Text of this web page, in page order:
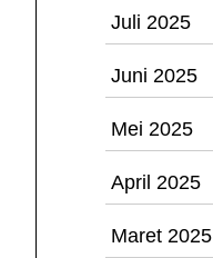
Juli 2025
Juni 2025
Mei 2025
April 2025
Maret 2025